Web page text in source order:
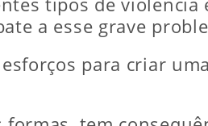
a esse grave
para criar